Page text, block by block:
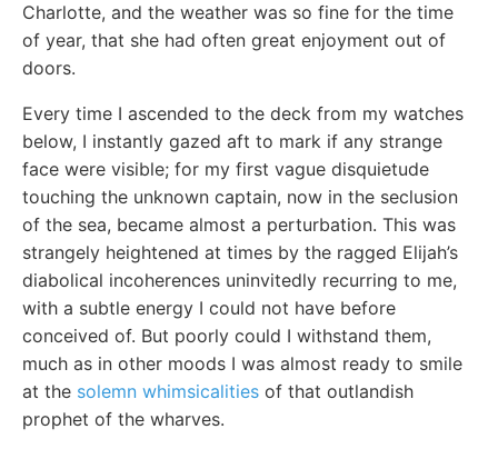
Charlotte, and the weather was so fine for the time
of year, that she had often great enjoyment out of
doors.
Every time I ascended to the deck from my watches
below, I instantly gazed aft to mark if any strange
face were visible; for my first vague disquietude
touching the unknown captain, now in the seclusion
of the sea, became almost a perturbation. This was
strangely heightened at times by the ragged Elijah’s
diabolical incoherences uninvitedly recurring to me,
with a subtle energy I could not have before
conceived of. But poorly could I withstand them,
much as in other moods I was almost ready to smile
at the solemn whimsicalities of that outlandish
prophet of the wharves.